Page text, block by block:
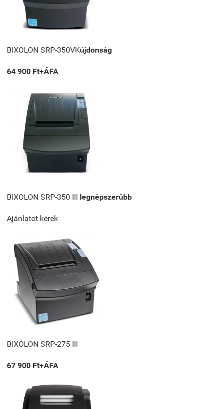
BIXOLON SRP-350VKújdonság
64 900 Ft+ÁFA
BIXOLON SRP-350 III legnépszerűbb
Ajánlatot kérek
BIXOLON SRP-275 III
67 900 Ft+ÁFA